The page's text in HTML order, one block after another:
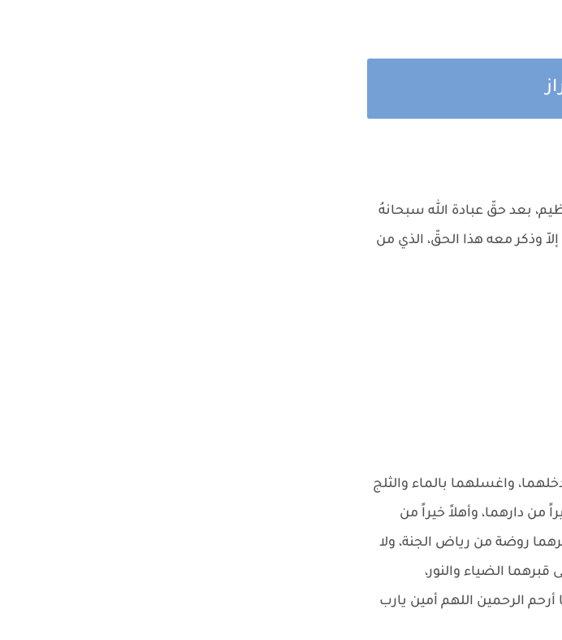
بعد حقّ عبادة الله سبحانهُ
إلاّ وذكر معه هذا الحقّ، الذي من
واغسلهما بالماء والثلج
من دارهما، وأهلاً خيراً من
روضة من رياض الجنة، ولا
الضياء والنور،
الرحمين اللهم أمين يارب